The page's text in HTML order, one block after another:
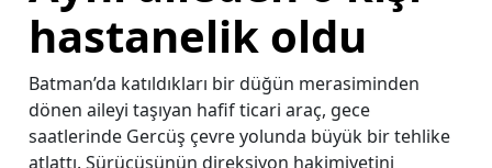
hastanelik oldu
Batman’da katıldıkları bir düğün merasiminden
dönen aileyi taşıyan hafif ticari araç, gece
saatlerinde Gercüş çevre yolunda büyük bir tehlike
atlattı. Sürücüsünün direksiyon hakimiyetini